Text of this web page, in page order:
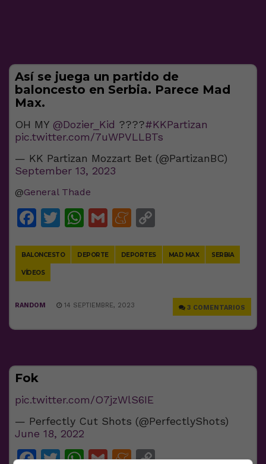
Así se juega un partido de
baloncesto en Serbia. Parece Mad
Max.
OH MY @Dozier_Kid ????#KKPartizan
pic.twitter.com/7uWPVLLBTs
— KK Partizan Mozzart Bet (@PartizanBC)
September 13, 2023
@General Thade
Facebook
Twitter
WhatsApp
GmailMeneame
BALONCESTO DEPORTE DEPORTES MAD MAX SERBIA
VÍDEOS
3 COMENTARIOS
RANDOM 14 SEPTIEMBRE, 2023
Fok
pic.twitter.com/O7jzWlS6IE
— Perfectly Cut Shots (@PerfectlyShots)
June 18, 2022
Facebook
Twitter
WhatsApp
Gmail
Meneame
Copy